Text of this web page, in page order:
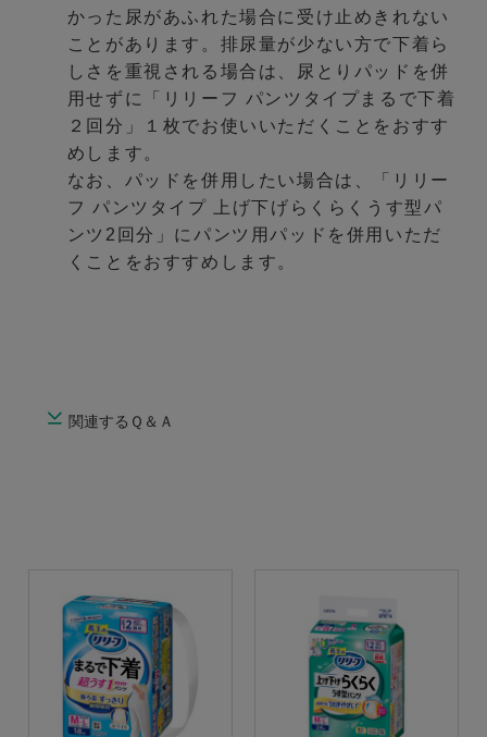
かった尿があふれた場合に受け止めきれない
ことがあります。排尿量が少ない方で下着ら
しさを重視される場合は、尿とりパッドを併
用せずに「リリーフ パンツタイプまるで下着
２回分」１枚でお使いいただくことをおすす
めします。
なお、パッドを併用したい場合は、「リリー
フ パンツタイプ 上げ下げらくらくうす型パ
ンツ2回分」にパンツ用パッドを併用いただ
くことをおすすめします。
関連するＱ＆Ａ